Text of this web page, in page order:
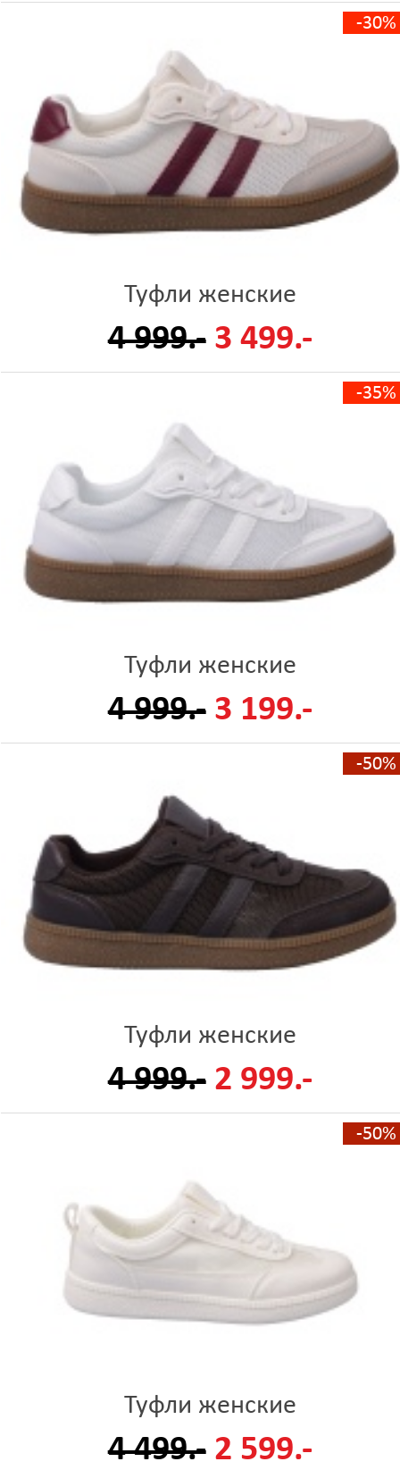
-30%
Туфли женские
4 999.- 3 499.-
-35%
Туфли женские
4 999.- 3 199.-
-50%
Туфли женские
4 999.- 2 999.-
-50%
Туфли женские
4 499.- 2 599.-